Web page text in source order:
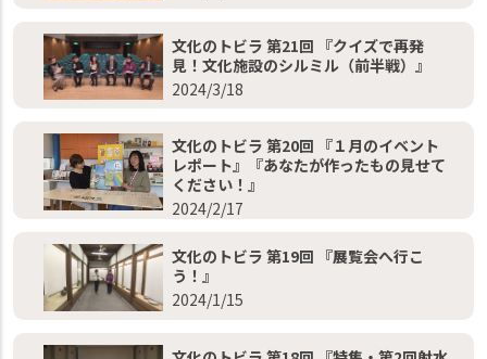
文化のトビラ 第21回 『クイズで再発
見！文化施設のシルミル（前半戦）』
2024/3/18
文化のトビラ 第20回 『１月のイベント
レポート』『あなたが作ったもの見せて
ください！』
2024/2/17
文化のトビラ 第19回 『展覧会へ行こ
う！』
2024/1/15